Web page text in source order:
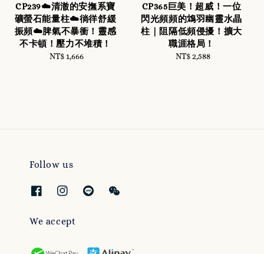
CP239☁️清澈的安撫系寶
礦螢石能量柱☁️徜徉舒緩
振頻☁️脾氣不暴衝！靈感
不卡頓！壓力不堆積！
Regular
NT$ 1,666
CP365巨美！超威！一位
閃光頻頻的鴆羽幽靈水晶
柱｜阻隔低頻侵擾！擴大
職涯格局！
Regular
NT$ 2,588
Follow us
We accept